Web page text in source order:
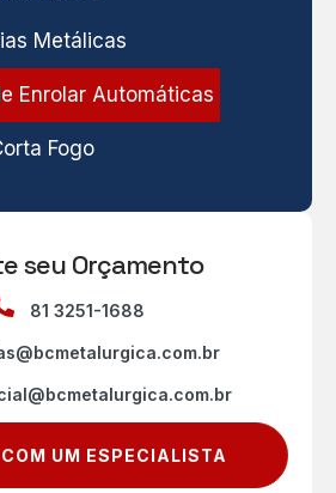
Metálicas
Enrolar Automáticas
Fogo
seu Orçamento
81 3251-1688
UM ESPECIALISTA